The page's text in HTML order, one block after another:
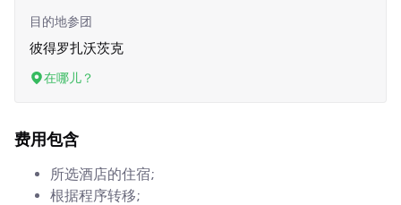
目的地参团
彼得罗扎沃茨克
在哪儿？
费用包含
所选酒店的住宿;
根据程序转移;